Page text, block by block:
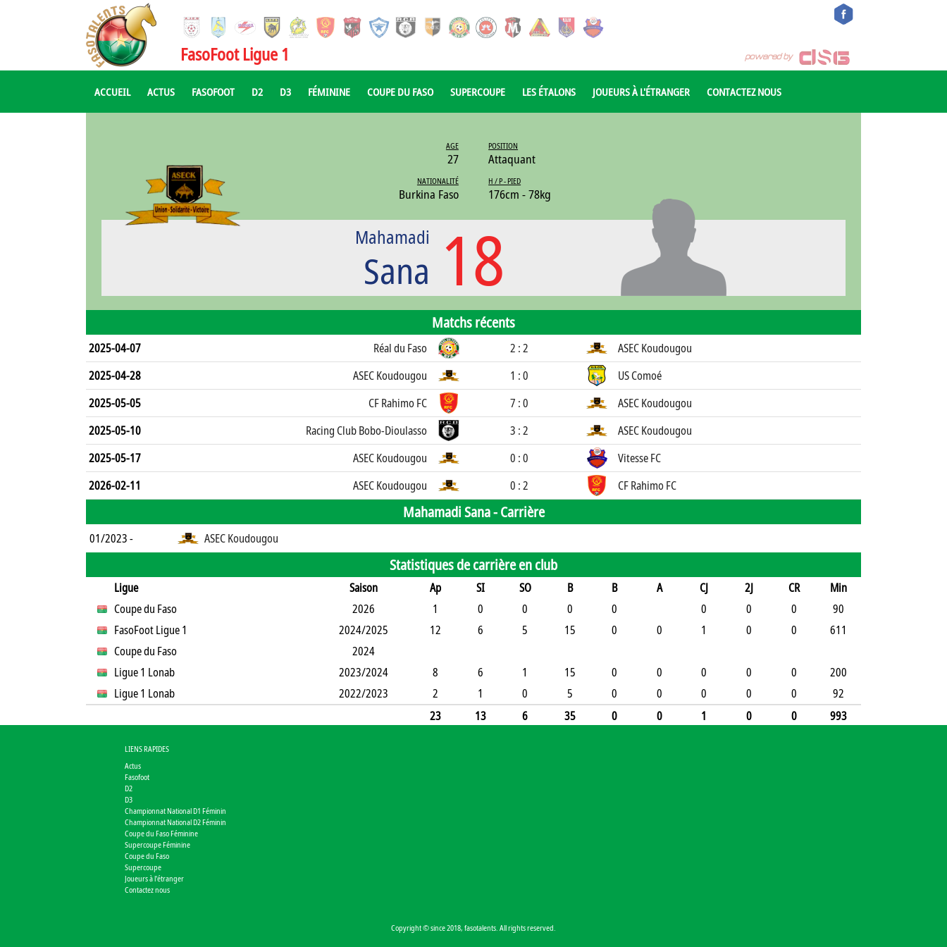
FasoFoot Ligue 1
ACCUEIL ACTUS FASOFOOT D2 D3 FÉMININE COUPE DU FASO SUPERCOUPE LES ÉTALONS JOUEURS À L'ÉTRANGER CONTACTEZ NOUS
AGE
27
NATIONALITÉ
Burkina Faso
POSITION
Attaquant
H / P - PIED
176cm - 78kg
18
Mahamadi
Sana
Matchs récents
2025-04-07 Réal du Faso 2 : 2
ASEC Koudougou
2025-04-28
ASEC Koudougou 1 : 0
US Comoé
2025-05-05
CF Rahimo FC 7 : 0
ASEC Koudougou
2025-05-10
Racing Club Bobo-Dioulasso 3 : 2
ASEC Koudougou
2025-05-17
ASEC Koudougou 0 : 0
Vitesse FC
2026-02-11
ASEC Koudougou 0 : 2 CF Rahimo FC
Mahamadi Sana -Carrière
01/2023 - ASEC Koudougou
Statistiques de carrière en club
Ligue Saison Ap SI SO B B A CJ 2J CR
Min
Coupe du Faso
2026 1 0 0 0 0 0 0 0
90
FasoFoot Ligue 1
2024/2025 12 6 5 15 0 0 1 0 0
611
Coupe du Faso
2024
Ligue 1 Lonab
2023/2024 8 6 1 15 0 0 0 0 0
200
Ligue 1 Lonab
2022/2023 2 1 0 5 0 0 0 0 0
92
23
13 6 35 0 0 1 0 0 993
LIENS RAPIDES
Actus
Fasofoot
D2
D3
Championnat National D1 Féminin
Championnat National D2 Féminin
Coupe du Faso Féminine
Supercoupe Féminine
Coupe du Faso
Supercoupe
Joueurs à l'étranger
Contactez nous
Copyright © since 2018, fasotalents. All rights reserved.